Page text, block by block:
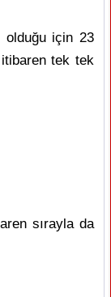
için 23
tek tek
sırayla da